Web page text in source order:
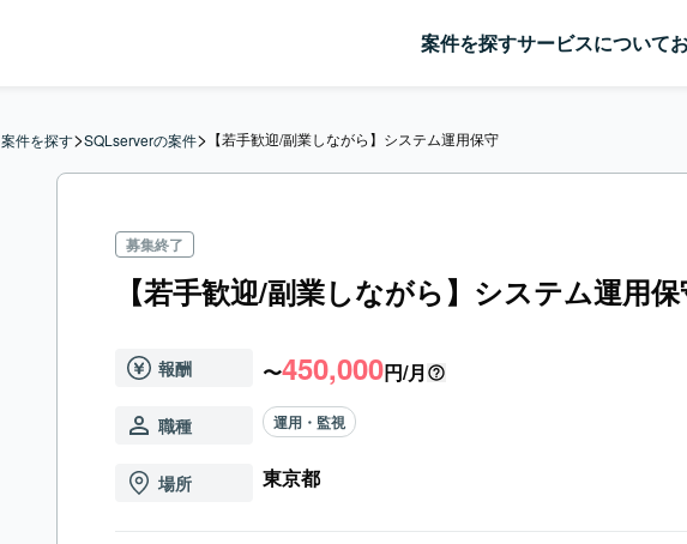
案件を探すサービスについて
案件を探す>SQLserverの案件> 【若手歓迎/副業しながら】システム運用保守
募集終了
【若手歓迎/副業しながら】システム運用
報酬 〜450,000円/月
職種 運用・監視
場所 東京都